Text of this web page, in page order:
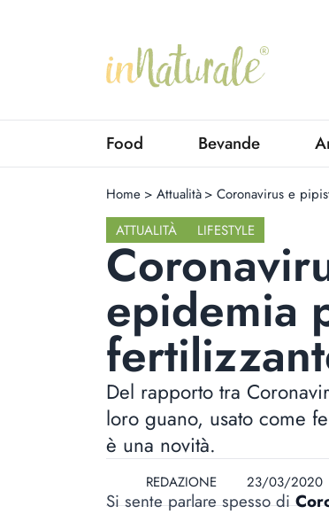
Food Bevande
Home > Attualità > Coronavirus e
ATTUALITÀ
LIFESTYLE
epidemia
Del rapporto tra
loro guano, usato come
è una novità.
REDAZIONE 23/03/2020
Si sente parlare spesso di